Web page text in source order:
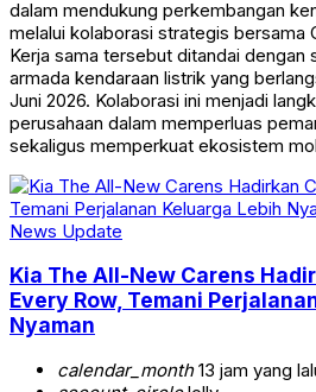
dalam mendukung perkembangan
melalui kolaborasi strategis bersama
Kerja sama tersebut ditandai dengan
armada kendaraan listrik yang
Juni 2026. Kolaborasi ini menjadi
perusahaan dalam memperluas
sekaligus memperkuat ekosistem
News Update
Kia The All-New Carens
Every Row, Temani
Nyaman
calendar_month13 jam yang